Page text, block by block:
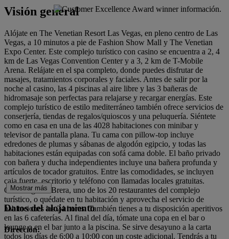
Visión general
Alójate en The Venetian Resort Las Vegas, en pleno centro de Las
Vegas, a 10 minutos a pie de Fashion Show Mall y The Venetian
Expo Center. Este complejo turístico con casino se encuentra a 2, 4
km de Las Vegas Convention Center y a 3, 2 km de T-Mobile
Arena. Relájate en el spa completo, donde puedes disfrutar de
masajes, tratamientos corporales y faciales. Antes de salir por la
noche al casino, las 4 piscinas al aire libre y las 3 bañeras de
hidromasaje son perfectas para relajarse y recargar energías. Este
complejo turístico de estilo mediterráneo también ofrece servicios de
conserjería, tiendas de regalos/quioscos y una peluquería. Siéntete
como en casa en una de las 4028 habitaciones con minibar y
televisor de pantalla plana. Tu cama con pillow-top incluye
edredones de plumas y sábanas de algodón egipcio, y todas las
habitaciones están equipadas con sofá cama doble. El baño privado
con bañera y ducha independientes incluye una bañera profunda y
artículos de tocador gratuitos. Entre las comodidades, se incluyen
caja fuerte, escritorio y teléfono con llamadas locales gratuitas.
Come algo en Brera, uno de los 20 restaurantes del complejo
turístico, o quédate en tu habitación y aprovecha el servicio de
habitaciones las 24 horas. También tienes a tu disposición aperitivos
en las 6 cafeterías. Al final del día, tómate una copa en el bar o
lounge o en el bar junto a la piscina. Se sirve desayuno a la carta
todos los días de 6:00 a 10:00 con un coste adicional. Tendrás a tu
Mostrar más
Datos del alojamiento
Dirección: